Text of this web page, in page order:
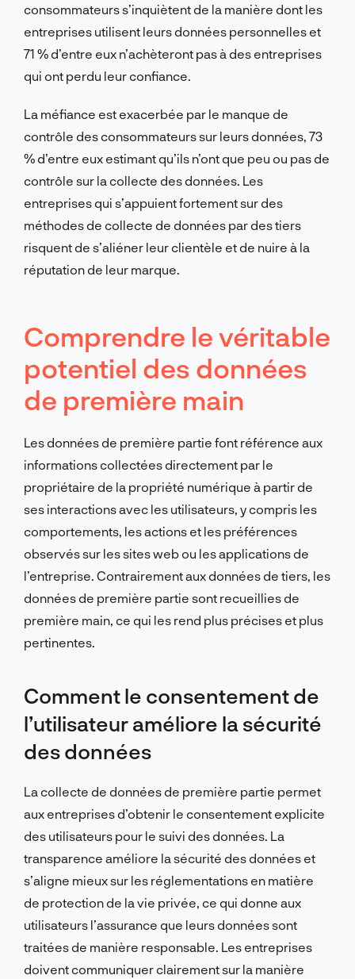
consommateurs s’inquiètent de la manière dont les
entreprises utilisent leurs données personnelles et
71 % d’entre eux n’achèteront pas à des entreprises
qui ont perdu leur confiance.
La méfiance est exacerbée par le manque de
contrôle des consommateurs sur leurs données, 73
% d’entre eux estimant qu’ils n’ont que peu ou pas de
contrôle sur la collecte des données. Les
entreprises qui s’appuient fortement sur des
méthodes de collecte de données par des tiers
risquent de s’aliéner leur clientèle et de nuire à la
réputation de leur marque.
Comprendre le véritable
potentiel des données
de première main
Les données de première partie font référence aux
informations collectées directement par le
propriétaire de la propriété numérique à partir de
ses interactions avec les utilisateurs, y compris les
comportements, les actions et les préférences
observés sur les sites web ou les applications de
l’entreprise. Contrairement aux données de tiers, les
données de première partie sont recueillies de
première main, ce qui les rend plus précises et plus
pertinentes.
Comment le consentement de
l’utilisateur améliore la sécurité
des données
La collecte de données de première partie permet
aux entreprises d’obtenir le consentement explicite
des utilisateurs pour le suivi des données. La
transparence améliore la sécurité des données et
s’aligne mieux sur les réglementations en matière
de protection de la vie privée, ce qui donne aux
utilisateurs l’assurance que leurs données sont
traitées de manière responsable. Les entreprises
doivent communiquer clairement sur la manière